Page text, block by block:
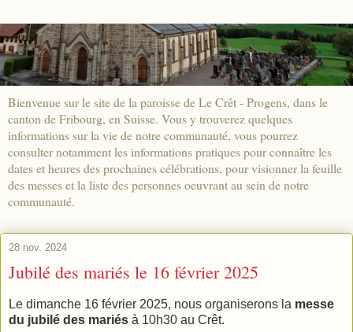
Bienvenue sur le site de la paroisse de Le Crêt - Progens, dans le
canton de Fribourg, en Suisse. Vous y trouverez quelques
informations sur la vie de notre communauté, vous pourrez
consulter notamment les informations pratiques pour connaître les
dates et heures des prochaines célébrations, pour visionner la feuille
des messes et la liste des personnes oeuvrant au sein de notre
communauté.
28 nov. 2024
Jubilé des mariés le 16 février 2025
Le dimanche 16 février 2025, nous organiserons la messe
du jubilé des mariés à 10h30 au Crêt.